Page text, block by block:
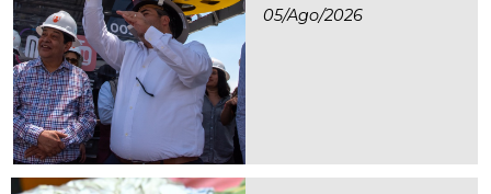
05/ago/2026